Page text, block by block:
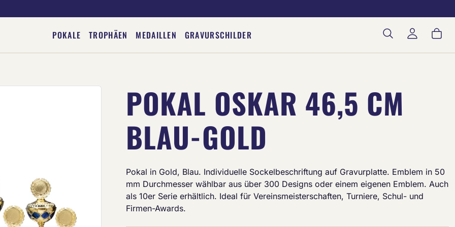
POKALE TROPHÄEN MEDAILLEN GRAVURSCHILDER
POKAL OSKAR 46,5 CM
BLAU-GOLD
Deine Gravur
Pokal in Gold, Blau. Individuelle Sockelbeschriftung auf Gravurplatte. Emblem in 50
mm Durchmesser wählbar aus über 300 Designs oder einem eigenen Emblem. Auch
als 10er Serie erhältlich. Ideal für Vereinsmeisterschaften, Turniere, Schul- und
Firmen-Awards.